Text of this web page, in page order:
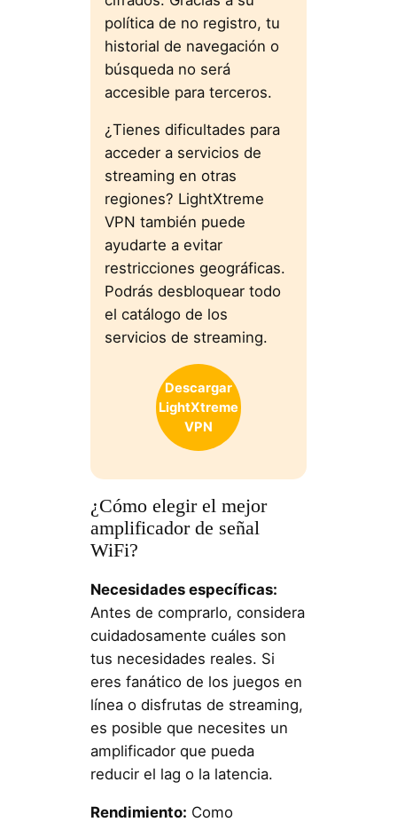
política de no registro, tu
historial de navegación o
búsqueda no será
accesible para terceros.
¿Tienes dificultades para
acceder a servicios de
streaming en otras
regiones? LightXtreme
VPN también puede
ayudarte a evitar
restricciones geográficas.
Podrás desbloquear todo
el catálogo de los
servicios de streaming.
Descargar
LightXtreme
VPN
¿Cómo elegir el mejor
amplificador de señal
WiFi?
Necesidades específicas:
Antes de comprarlo, considera
cuidadosamente cuáles son
tus necesidades reales. Si
eres fanático de los juegos en
línea o disfrutas de streaming,
es posible que necesites un
amplificador que pueda
reducir el lag o la latencia.
Rendimiento: Como